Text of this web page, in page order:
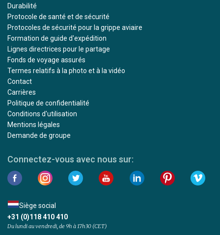
Durabilité
Protocole de santé et de sécurité
Protocoles de sécurité pour la grippe aviaire
Formation de guide d'expédition
Lignes directrices pour le partage
Fonds de voyage assurés
Termes relatifs à la photo et à la vidéo
Contact
Carrières
Politique de confidentialité
Conditions d'utilisation
Mentions légales
Demande de groupe
Connectez-vous avec nous sur:
Siège social
+31 (0)118 410 410
Du lundi au vendredi, de 9h à 17h30 (CET)